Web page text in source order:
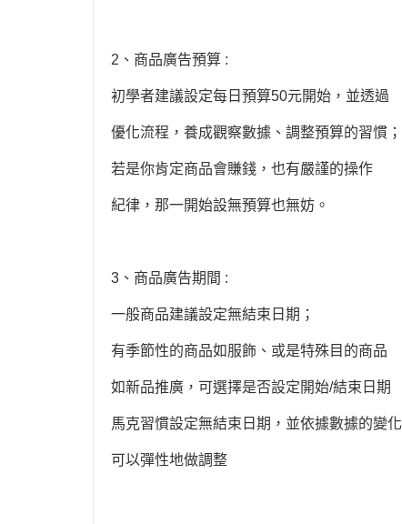
2、商品廣告預算 :
初學者建議設定每日預算50元開始，並透過
優化流程，養成觀察數據、調整預算的習慣；
若是你肯定商品會賺錢，也有嚴謹的操作
紀律，那一開始設無預算也無妨。
3、商品廣告期間 :
一般商品建議設定無結束日期；
有季節性的商品如服飾、或是特殊目的商品
如新品推廣，可選擇是否設定開始/結束日期
馬克習慣設定無結束日期，並依據數據的變化
可以彈性地做調整